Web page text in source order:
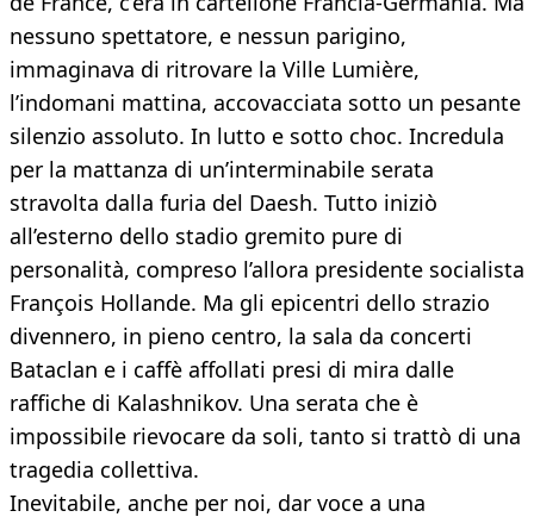
nessuno spettatore, e nessun parigino,
immaginava di ritrovare la Ville Lumière,
l’indomani mattina, accovacciata sotto un pesante
silenzio assoluto. In lutto e sotto choc. Incredula
per la mattanza di un’interminabile serata
stravolta dalla furia del Daesh. Tutto iniziò
all’esterno dello stadio gremito pure di
personalità, compreso l’allora presidente socialista
François Hollande. Ma gli epicentri dello strazio
divennero, in pieno centro, la sala da concerti
Bataclan e i caffè affollati presi di mira dalle
raffiche di Kalashnikov. Una serata che è
impossibile rievocare da soli, tanto si trattò di una
tragedia collettiva.
Inevitabile, anche per noi, dar voce a una